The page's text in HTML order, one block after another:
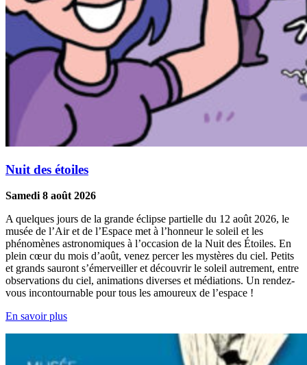
Nuit des étoiles
Samedi 8 août 2026
A quelques jours de la grande éclipse partielle du 12 août 2026, le
musée de l’Air et de l’Espace met à l’honneur le soleil et les
phénomènes astronomiques à l’occasion de la Nuit des Étoiles. En
plein cœur du mois d’août, venez percer les mystères du ciel. Petits
et grands sauront s’émerveiller et découvrir le soleil autrement, entre
observations du ciel, animations diverses et médiations. Un rendez-
vous incontournable pour tous les amoureux de l’espace !
En savoir plus